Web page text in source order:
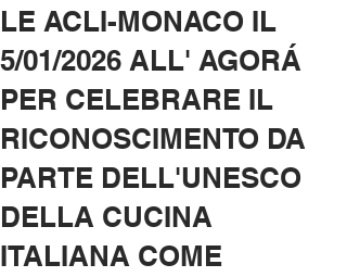
LE ACLI-MONACO IL
5/01/2026 ALL' AGORÁ
PER CELEBRARE IL
RICONOSCIMENTO DA
PARTE DELL'UNESCO
DELLA CUCINA
ITALIANA COME